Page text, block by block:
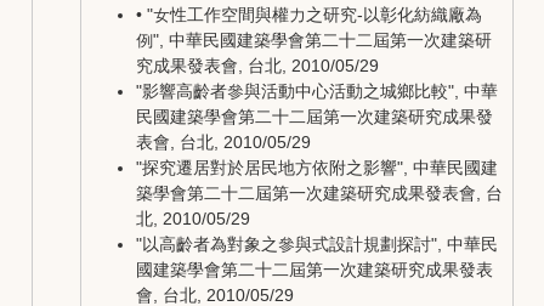
• "女性工作空間與權力之研究-以彰化紡織廠為
例", 中華民國建築學會第二十二屆第一次建築研
究成果發表會, 台北, 2010/05/29
"影響高齡者參與活動中心活動之城鄉比較", 中華
民國建築學會第二十二屆第一次建築研究成果發
表會, 台北, 2010/05/29
"探究遷居對於居民地方依附之影響", 中華民國建
築學會第二十二屆第一次建築研究成果發表會, 台
北, 2010/05/29
"以高齡者為對象之參與式設計規劃探討", 中華民
國建築學會第二十二屆第一次建築研究成果發表
會, 台北, 2010/05/29